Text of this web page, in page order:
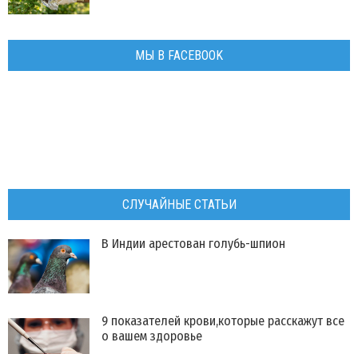
МЫ В FACEBOOK
СЛУЧАЙНЫЕ СТАТЬИ
В Индии арестован голубь-шпион
9 показателей крови,которые расскажут все
о вашем здоровье